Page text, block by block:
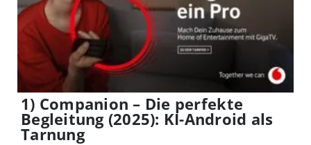
1) Companion – Die perfekte
Begleitung (2025): KI-Android als
Tarnung